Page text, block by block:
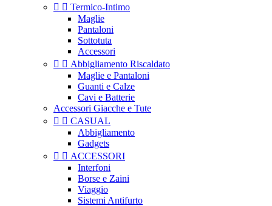
  Termico-Intimo
Maglie
Pantaloni
Sottotuta
Accessori
  Abbigliamento Riscaldato
Maglie e Pantaloni
Guanti e Calze
Cavi e Batterie
Accessori Giacche e Tute
  CASUAL
Abbigliamento
Gadgets
  ACCESSORI
Interfoni
Borse e Zaini
Viaggio
Sistemi Antifurto